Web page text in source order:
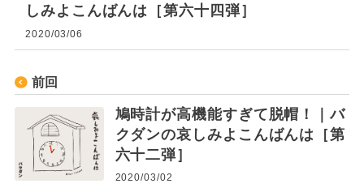
しみよこんばんは［第六十四弾］
2020/03/06
前回
鳩時計が高機能すぎて脱帽！｜バ
クダンの哀しみよこんばんは［第
六十二弾］
2020/03/02